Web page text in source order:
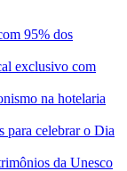
95% dos
exclusivo com
na hotelaria
para celebrar o Dia
da Unesco